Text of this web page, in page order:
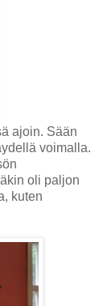
ajoin. Sään
voimalla.
oli paljon
kuten